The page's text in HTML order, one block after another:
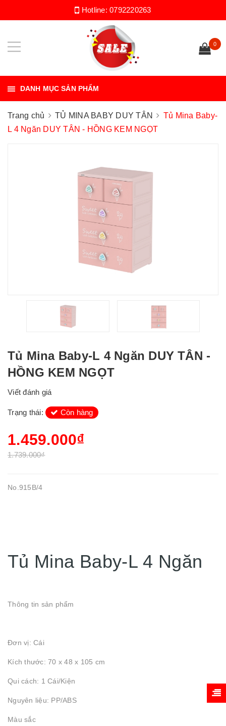
Hotline:0792220263
0
DANH MỤC SẢN PHẨM
Trang chủ TỦ MINA BABY DUY TÂN
Tủ Mina Baby-
L 4 Ngăn DUY TÂN - HỒNG KEM NGỌT
Tủ Mina Baby-L 4 Ngăn DUY TÂN -
HỒNG KEM NGỌT
Viết đánh giá
Trạng thái: Còn hàng
1.459.000₫
1.739.000₫
No.915B/4
Tủ Mina Baby-L 4 Ngăn
Thông tin sản phẩm
Đơn vị: Cái
Kích thước: 70 x 48 x 105 cm
Qui cách: 1 Cái/Kiện
Nguyên liệu: PP/ABS
Màu sắc